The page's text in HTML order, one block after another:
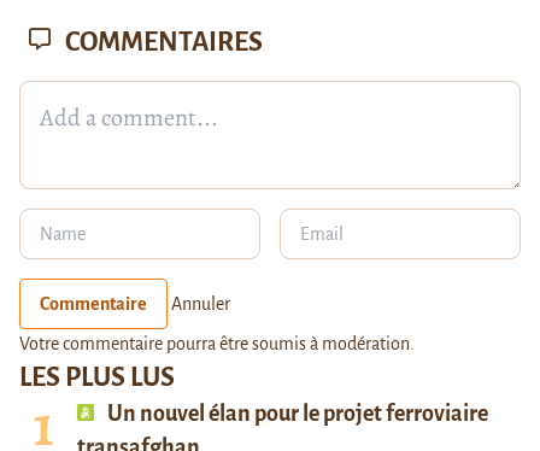
LES PLUS LUS
Un nouvel élan pour le projet ferroviaire
COMMENTAIRES
Commentaire Annuler
Votre commentaire pourra être soumis à modération.